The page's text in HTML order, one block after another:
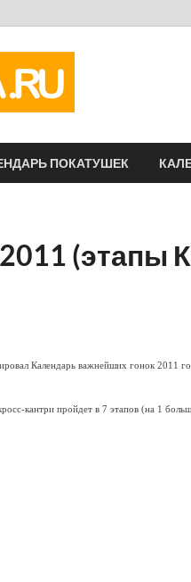
ПОКАТУШЕК
(этапы
Календарь важнейших гонок 2011
кантри пройдет в 7 этапов (на 1